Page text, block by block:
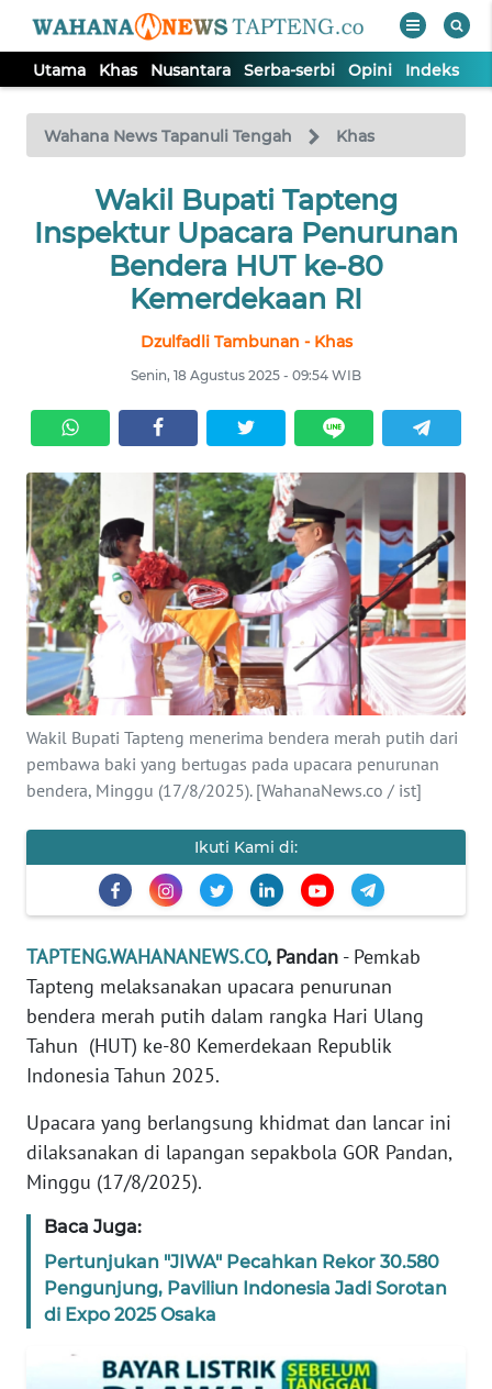
Utama Khas Nusantara Serba-serbi Opini Indeks
Wahana News Tapanuli Tengah Khas
Wakil Bupati Tapteng
Inspektur Upacara Penurunan
Bendera HUT ke-80
Kemerdekaan RI
Dzulfadli Tambunan - Khas
Senin, 18 Agustus 2025 - 09:54 WIB
Wakil Bupati Tapteng menerima bendera merah putih dari
pembawa baki yang bertugas pada upacara penurunan
bendera, Minggu (17/8/2025). [WahanaNews.co / ist]
Ikuti Kami di:
TAPTENG.WAHANANEWS.CO, Pandan - Pemkab
Tapteng melaksanakan upacara penurunan
bendera merah putih dalam rangka Hari Ulang
Tahun (HUT) ke-80 Kemerdekaan Republik
Indonesia Tahun 2025.
Upacara yang berlangsung khidmat dan lancar ini
dilaksanakan di lapangan sepakbola GOR Pandan,
Minggu (17/8/2025).
Baca Juga:
Pertunjukan "JIWA" Pecahkan Rekor 30.580
Pengunjung, Paviliun Indonesia Jadi Sorotan
di Expo 2025 Osaka
TV
Tutup
SERBI
OPINI
Informasi
INDEKS
BERITA
KONTAK
KAMI
INFO
IKLAN
PEDOMAN
MEDIA
SIBER
REDAKSI
DISCLAIMER
Wahana
Regional
SUMUT
WN